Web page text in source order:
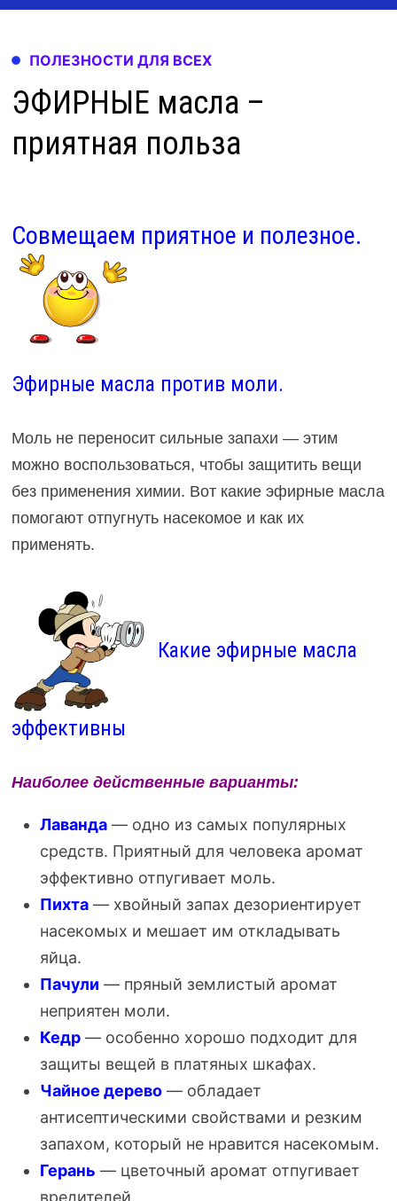
ПОЛЕЗНОСТИ ДЛЯ ВСЕХ
ЭФИРНЫЕ масла –
приятная польза
Совмещаем приятное и полезное.
Эфирные масла против моли.
Моль не переносит сильные запахи — этим
можно воспользоваться, чтобы защитить вещи
без применения химии. Вот какие эфирные масла
помогают отпугнуть насекомое и как их
применять.
Какие эфирные масла
эффективны
Наиболее действенные варианты:
Лаванда — одно из самых популярных
средств. Приятный для человека аромат
эффективно отпугивает моль.
Пихта — хвойный запах дезориентирует
насекомых и мешает им откладывать
яйца.
Пачули — пряный землистый аромат
неприятен моли.
Кедр— особенно хорошо подходит для
защиты вещей в платяных шкафах.
Чайное дерево— обладает
антисептическими свойствами и резким
запахом, который не нравится насекомым.
Герань — цветочный аромат отпугивает
вредителей.